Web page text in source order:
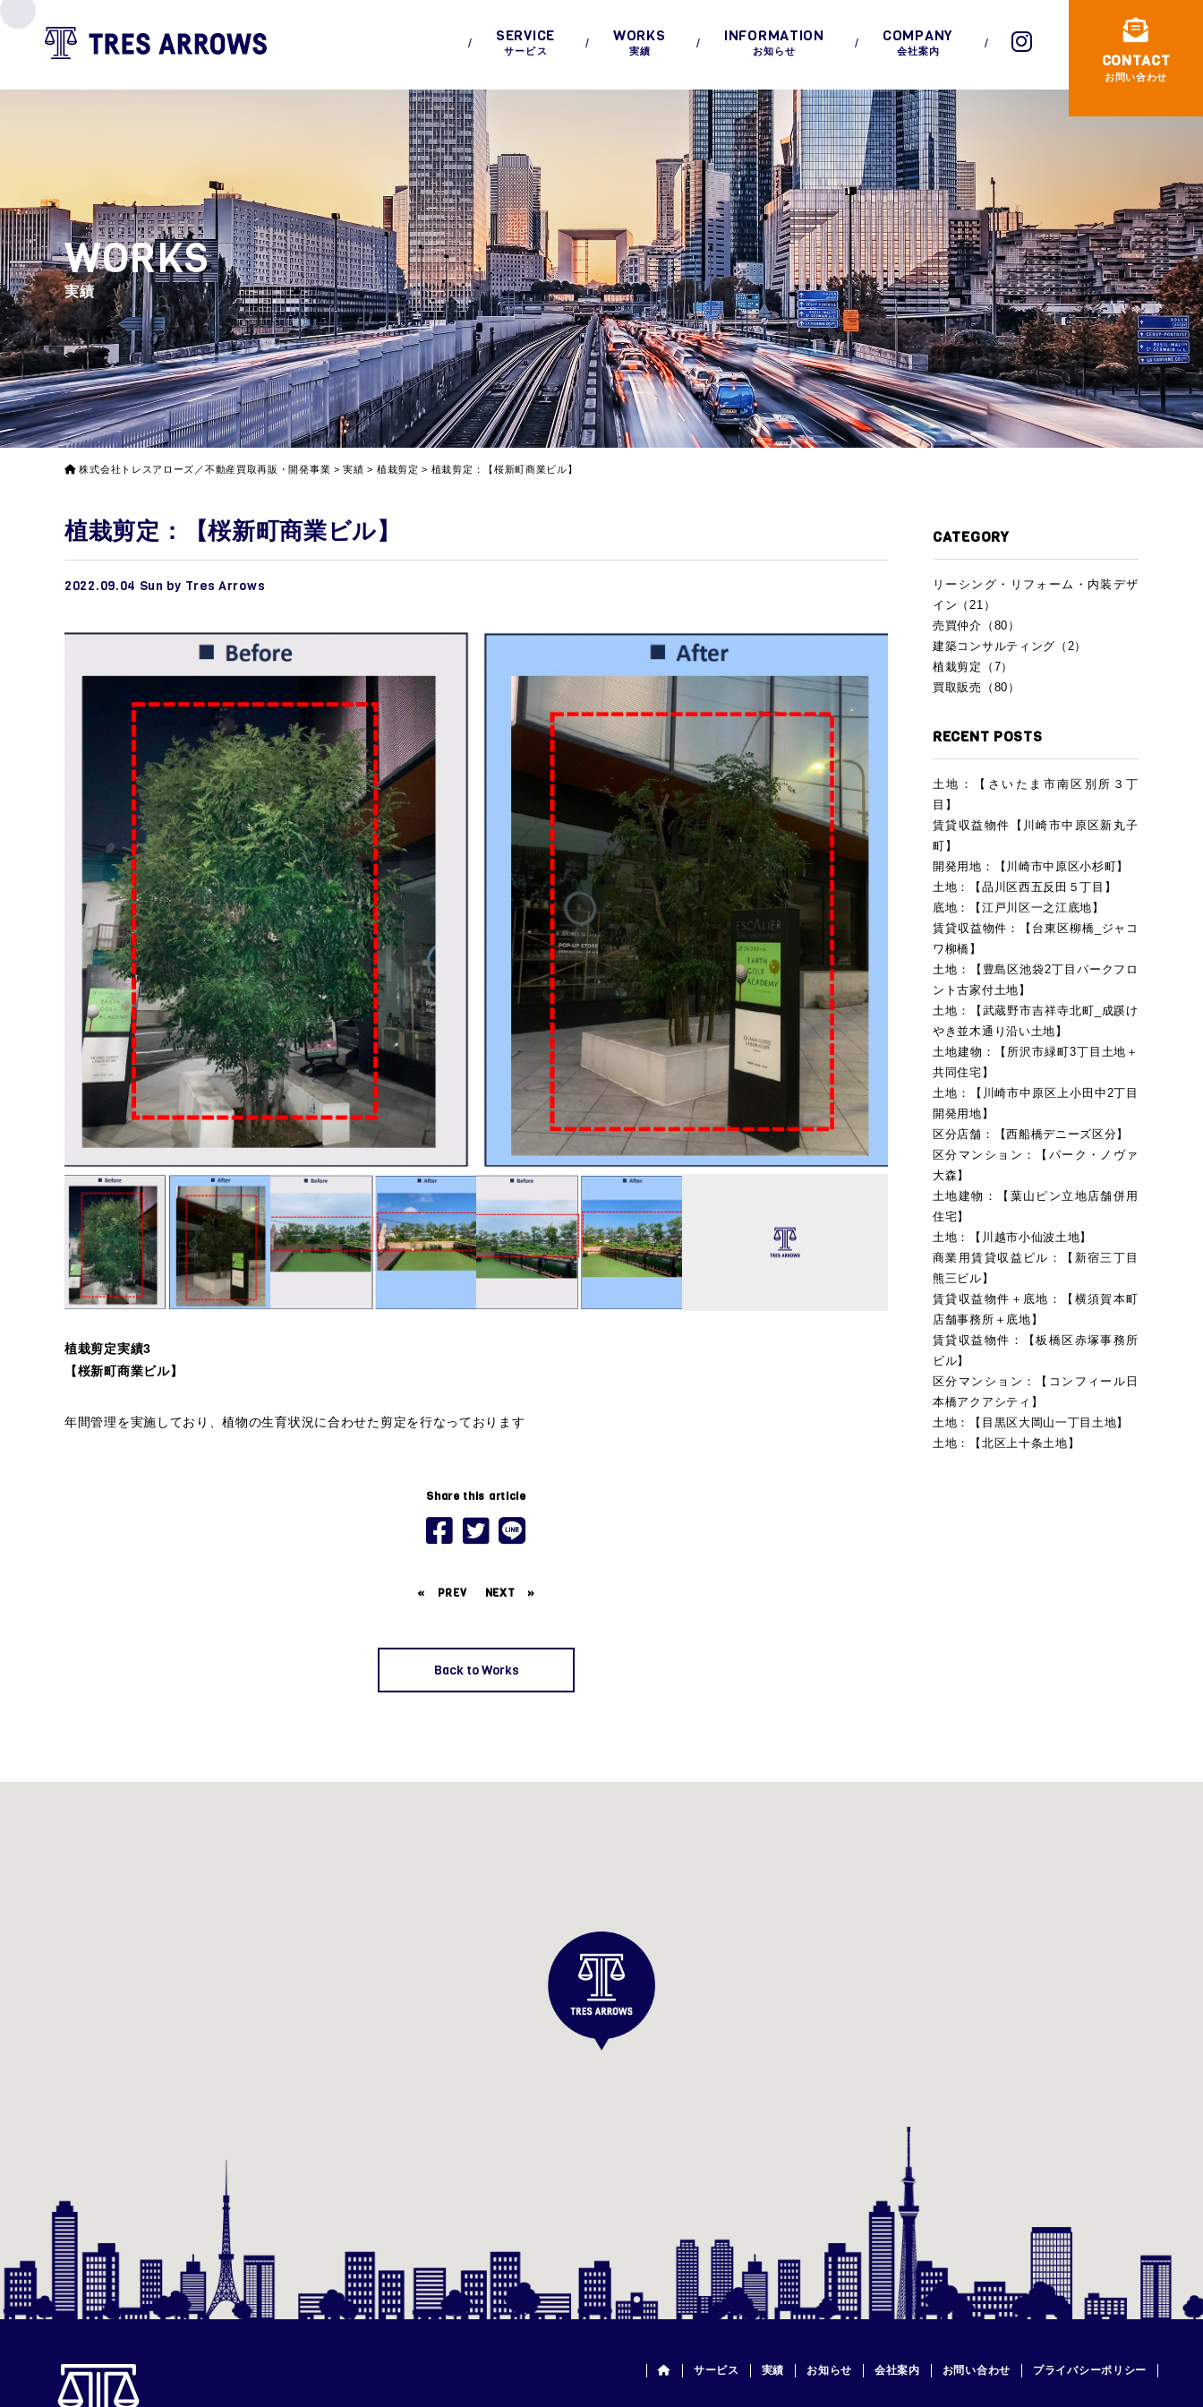
SERVICE
サービス
WORKS
実績
INFORMATION
お知らせ
COMPANY
会社案内 CONTACT
お問い合わせ
WORKS
実績
株式会社トレスアローズ／不動産買取再販・開発事業 >実績 > 植栽剪定 > 植栽剪定：【桜新町商業ビル】
植栽剪定：【桜新町商業ビル】
2022.09.04 Sun by Tres Arrows
植栽剪定実績3
【桜新町商業ビル】
年間管理を実施しており、植物の生育状況に合わせた剪定を行なっております
Share this article
« PREV NEXT »
Back to Works
CATEGORY
リーシング・リフォーム・内装デザ
イン（21）
売買仲介（80）
建築コンサルティング（2）
植栽剪定（7）
買取販売（80）
RECENT POSTS
土地：【さいたま市南区別所３丁
目】
賃貸収益物件【川崎市中原区新丸子
町】
開発用地：【川崎市中原区小杉町】
土地：【品川区西五反田５丁目】
底地：【江戸川区一之江底地】
賃貸収益物件：【台東区柳橋_ジャコ
ワ柳橋】
土地：【豊島区池袋2丁目パークフロ
ント古家付土地】
土地：【武蔵野市吉祥寺北町_成蹊け
やき並木通り沿い土地】
土地建物：【所沢市緑町3丁目土地＋
共同住宅】
土地：【川崎市中原区上小田中2丁目
開発用地】
区分店舗：【西船橋デニーズ区分】
区分マンション：【パーク・ノヴァ
大森】
土地建物：【葉山ピン立地店舗併用
住宅】
土地：【川越市小仙波土地】
商業用賃貸収益ビル：【新宿三丁目
熊三ビル】
賃貸収益物件＋底地：【横須賀本町
店舗事務所＋底地】
賃貸収益物件：【板橋区赤塚事務所
ビル】
区分マンション：【コンフィール日
本橋アクアシティ】
土地：【目黒区大岡山一丁目土地】
土地：【北区上十条土地】
サービス 実績 お知らせ 会社案内 お問い合わせ プライバシーポリシー